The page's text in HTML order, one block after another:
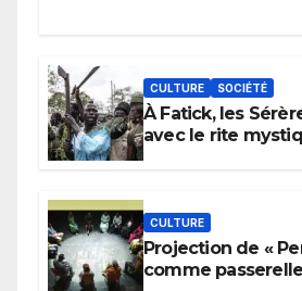
CULTURE SOCIÉTÉ
À Fatick, les
avec le rite
CULTURE
Projection de «
comme